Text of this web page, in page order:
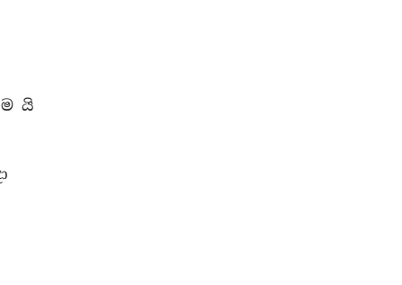
යි